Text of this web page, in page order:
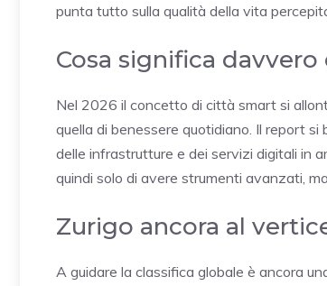
punta tutto sulla qualità della vita
Cosa significa
Nel 2026 il concetto di città smart si
quella di benessere quotidiano. Il report
delle infrastrutture e dei servizi digitali in
quindi solo di avere strumenti avanzati,
Zurigo ancora al
A guidare la classifica globale è ancora